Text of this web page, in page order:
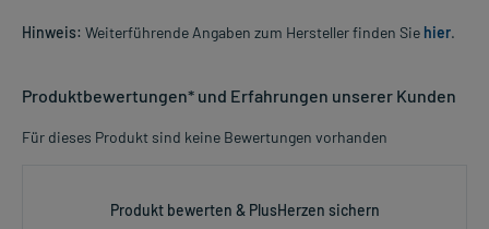
Hinweis: Weiterführende Angaben zum Hersteller finden Sie hier.
Produktbewertungen* und Erfahrungen unserer Kunden
Für dieses Produkt sind keine Bewertungen vorhanden
Produkt bewerten & PlusHerzen sichern